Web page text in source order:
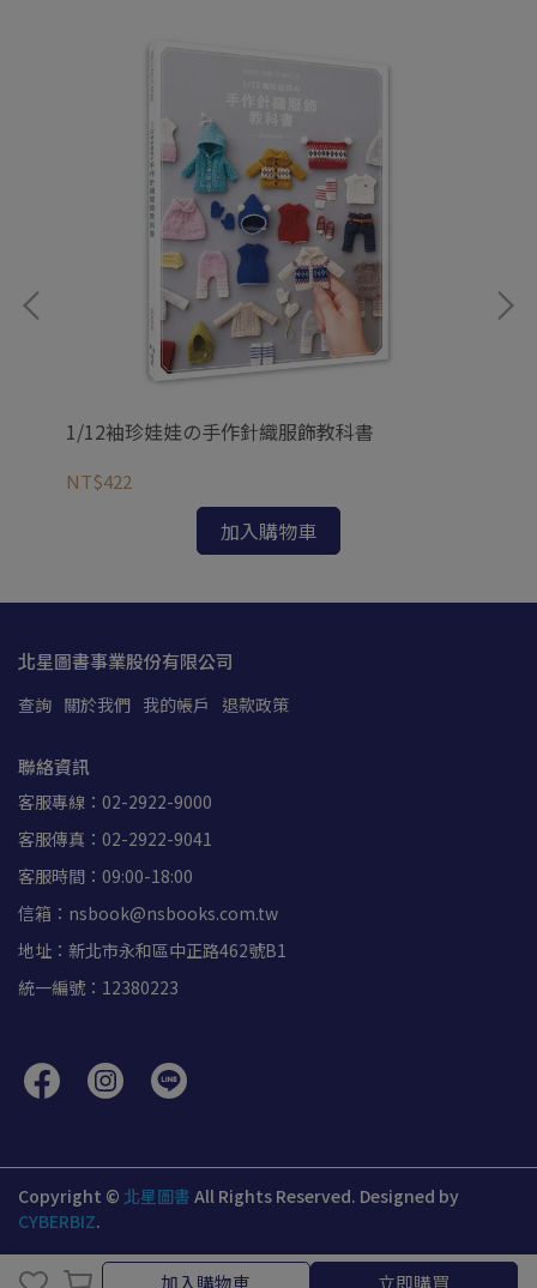
加入購物車 立即購買
1/12袖珍娃娃の手作針織服飾教科書
NT$422
加入購物車
北星圖書事業股份有限公司
查詢 關於我們 我的帳戶 退款政策
聯絡資訊
客服專線：02-2922-9000
客服傳真：02-2922-9041
客服時間：09:00-18:00
信箱：nsbook@nsbooks.com.tw
地址：新北市永和區中正路462號B1
統一編號：12380223
Copyright © 北星圖書 All Rights Reserved. Designed by
CYBERBIZ.